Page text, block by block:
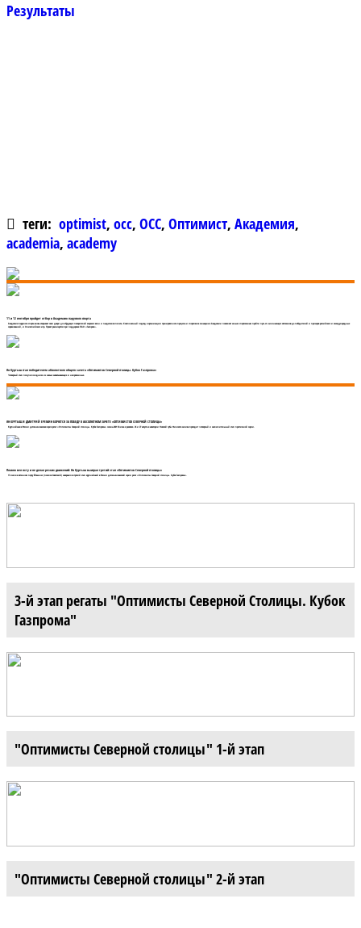
Результаты
теги: optimist, occ, ОСС, Оптимист, Академия,
academia, academy
11 и 12 сентября пройдет отбор в Академию парусного спорта
Академия парусного спорта вновь открывает свои двери для будущих покорителей морских волн и пьедесталов почета. Комплексный подход в организации тренировочного процесса и спортивное оснащение Академии позволяет юным спортсменам пройти путь от начинающих яхтсменов до победителей и призеров российских и международных
соревнований, и Олимпийских игр. Проект реализуется при поддержке ПАО «Газпром».
Ян Куртыш стал победителем абсолютного общего зачета «Оптимистов Северной столицы. Кубок Газпрома»
Четвертый этап получился одним из самых захватывающих и напряженных.
ЯН КУРТЫШ И ДМИТРИЙ ЕРЕМИН БОРЮТСЯ ЗА ПОБЕДУ В АБСОЛЮТНОМ ЗАЧЕТЕ «ОПТИМИСТОВ СЕВЕРНОЙ СТОЛИЦЫ»
Крупнейшая в России детско-юношеская серия регат «Оптимисты Северной столицы. Кубок Газпрома» сезона-2021 близка к развязке. 26 и 27 августа в акватории Невской губы Финского залива проходит четвертый и заключительный этап престижной серии.
Плавно вел яхту и не делал резких движений: Ян Куртыш выиграл третий этап «Оптимистов Северной столицы»
17 июля в яхтенном порту Йоханнес (поселок Советский) завершился третий этап крупнейшей в России детско-юношеской серии регат «Оптимисты Северной столицы. Кубок Газпрома».
3-й этап регаты "Оптимисты Северной Столицы. Кубок
Газпрома"
"Оптимисты Северной столицы" 1-й этап
"Оптимисты Северной столицы" 2-й этап